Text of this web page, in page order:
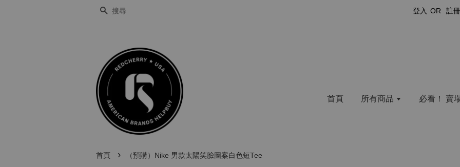
搜尋 登入 OR 註
首頁 所有商品 必看！ 賣
首頁 › ​（預購）Nike 男款太陽笑臉圖案白色短Tee